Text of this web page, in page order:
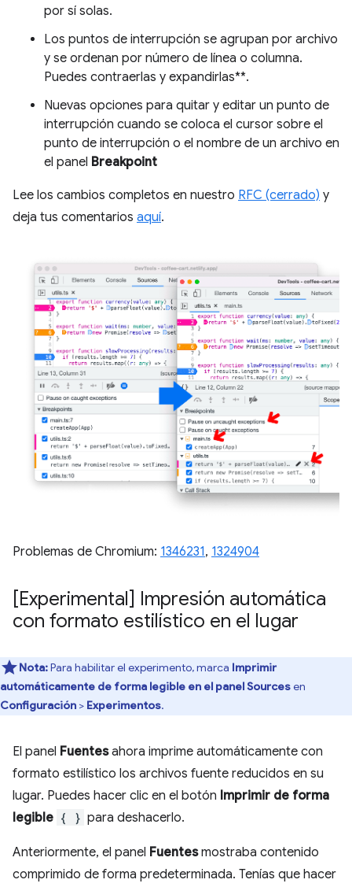
por sí solas.
Los puntos de interrupción se agrupan por archivo
y se ordenan por número de línea o columna.
Puedes contraerlas y expandirlas**.
Nuevas opciones para quitar y editar un punto de
interrupción cuando se coloca el cursor sobre el
punto de interrupción o el nombre de un archivo en
el panel Breakpoint
Lee los cambios completos en nuestro RFC (cerrado) y
deja tus comentarios aquí.
Problemas de Chromium: 1346231, 1324904
[Experimental] Impresión automática
con formato estilístico en el lugar
Nota:Para habilitar el experimento, marca Imprimir
automáticamente de forma legible en el panel Sourcesen
Configuración > Experimentos.
El panel Fuentesahora imprime automáticamente con
formato estilístico los archivos fuente reducidos en su
lugar. Puedes hacer clic en el botón Imprimir de forma
legible { } para deshacerlo.
Anteriormente, el panel Fuentesmostraba contenido
comprimido de forma predeterminada. Tenías que hacer